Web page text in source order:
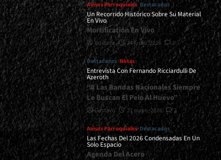
Avisos Parroquiales Destacados
Un Recorrido Histórico Sobre Su Material
En Vivo
Mortification En Vivo
Gustavo 24 junio, 2026 0
Destacados Notas
Entrevista Con Fernando Ricciardulli De
Azeroth
“A Las Bandas Nacionales Siempre
Le Buscan El Pelo Al Huevo”
Gustavo 21 mayo, 2026 2
Avisos Parroquiales Destacados
Las Fechas Del 2026 Condensadas En Un
Solo Espacio
Agenda Del Acero